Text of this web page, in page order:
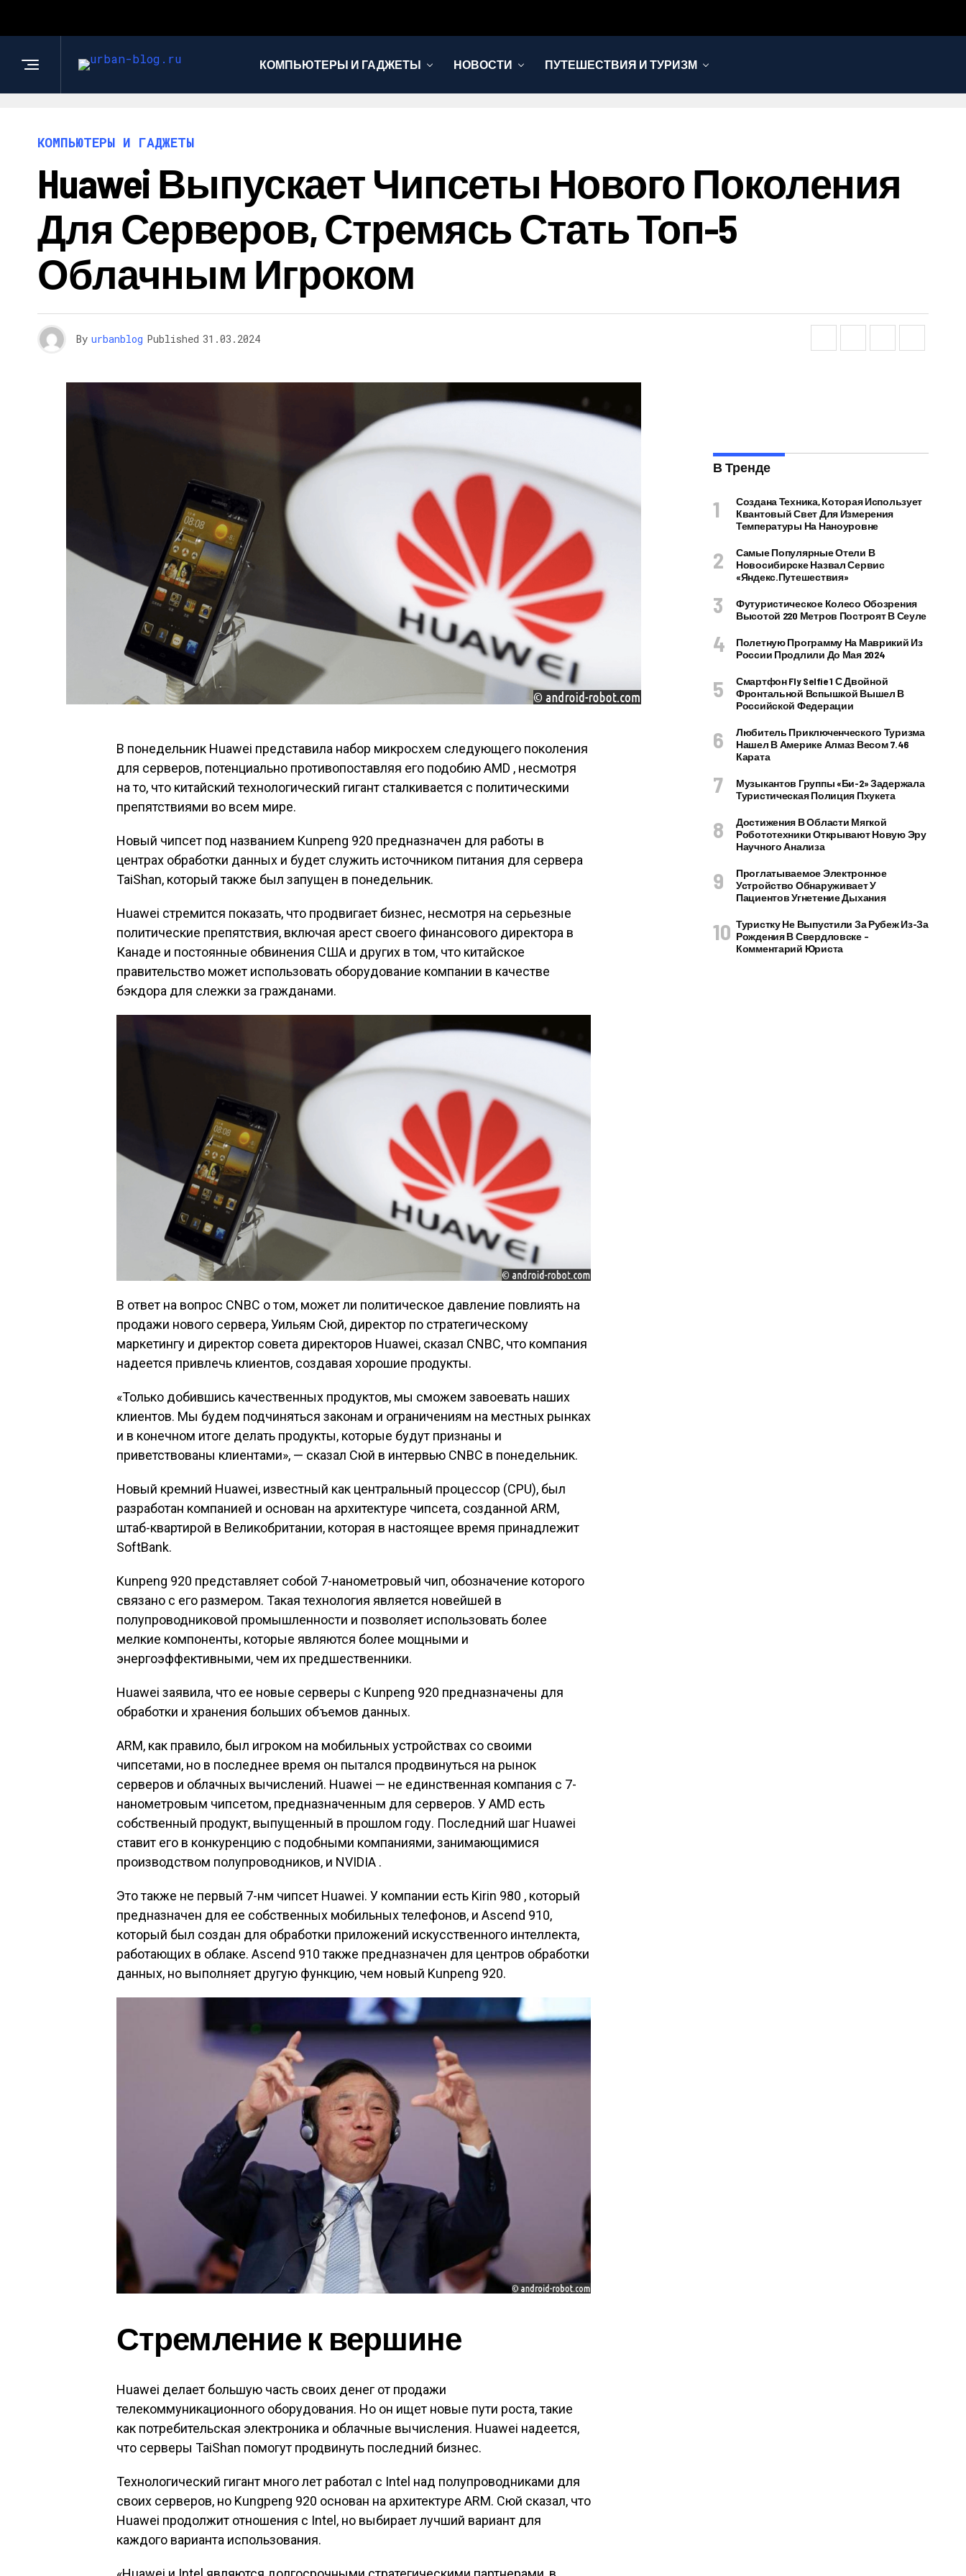
КОМПЬЮТЕРЫ И ГАДЖЕТЫ НОВОСТИ ПУТЕШЕСТВИЯ И ТУРИЗМ
КОМПЬЮТЕРЫ И ГАДЖЕТЫ
Huawei Выпускает Чипсеты Нового Поколения
Для Серверов, Стремясь Стать Топ-5
Облачным Игроком
By urbanblog Published 31.03.2024
В понедельник Huawei представила набор микросхем следующего поколения
для серверов, потенциально противопоставляя его подобию AMD , несмотря
на то, что китайский технологический гигант сталкивается с политическими
препятствиями во всем мире.
Новый чипсет под названием Kunpeng 920 предназначен для работы в
центрах обработки данных и будет служить источником питания для сервера
TaiShan, который также был запущен в понедельник.
Huawei стремится показать, что продвигает бизнес, несмотря на серьезные
политические препятствия, включая арест своего финансового директора в
Канаде и постоянные обвинения США и других в том, что китайское
правительство может использовать оборудование компании в качестве
бэкдора для слежки за гражданами.
В ответ на вопрос CNBC о том, может ли политическое давление повлиять на
продажи нового сервера, Уильям Сюй, директор по стратегическому
маркетингу и директор совета директоров Huawei, сказал CNBC, что компания
надеется привлечь клиентов, создавая хорошие продукты.
«Только добившись качественных продуктов, мы сможем завоевать наших
клиентов. Мы будем подчиняться законам и ограничениям на местных рынках
и в конечном итоге делать продукты, которые будут признаны и
приветствованы клиентами», — сказал Сюй в интервью CNBC в понедельник.
Новый кремний Huawei, известный как центральный процессор (CPU), был
разработан компанией и основан на архитектуре чипсета, созданной ARM,
штаб-квартирой в Великобритании, которая в настоящее время принадлежит
SoftBank.
Kunpeng 920 представляет собой 7-нанометровый чип, обозначение которого
связано с его размером. Такая технология является новейшей в
полупроводниковой промышленности и позволяет использовать более
мелкие компоненты, которые являются более мощными и
энергоэффективными, чем их предшественники.
Huawei заявила, что ее новые серверы с Kunpeng 920 предназначены для
обработки и хранения больших объемов данных.
ARM, как правило, был игроком на мобильных устройствах со своими
чипсетами, но в последнее время он пытался продвинуться на рынок
серверов и облачных вычислений. Huawei — не единственная компания с 7-
нанометровым чипсетом, предназначенным для серверов. У AMD есть
собственный продукт, выпущенный в прошлом году. Последний шаг Huawei
ставит его в конкуренцию с подобными компаниями, занимающимися
производством полупроводников, и NVIDIA .
Это также не первый 7-нм чипсет Huawei. У компании есть Kirin 980 , который
предназначен для ее собственных мобильных телефонов, и Ascend 910,
который был создан для обработки приложений искусственного интеллекта,
работающих в облаке. Ascend 910 также предназначен для центров обработки
данных, но выполняет другую функцию, чем новый Kunpeng 920.
Стремление к вершине
Huawei делает большую часть своих денег от продажи
телекоммуникационного оборудования. Но он ищет новые пути роста, такие
как потребительская электроника и облачные вычисления. Huawei надеется,
что серверы TaiShan помогут продвинуть последний бизнес.
Технологический гигант много лет работал с Intel над полупроводниками для
своих серверов, но Kungpeng 920 основан на архитектуре ARM. Сюй сказал, что
Huawei продолжит отношения с Intel, но выбирает лучший вариант для
каждого варианта использования.
В Тренде
Создана Техника, Которая Использует
Квантовый Свет Для Измерения
Температуры На Наноуровне
Самые Популярные Отели В
Новосибирске Назвал Сервис
«Яндекс.Путешествия»
Футуристическое Колесо Обозрения
Высотой 220 Метров Построят В Сеуле
Полетную Программу На Маврикий Из
России Продлили До Мая 2024
Смартфон Fly Selfie 1 С Двойной
Фронтальной Вспышкой Вышел В
Российской Федерации
Любитель Приключенческого Туризма
Нашел В Америке Алмаз Весом 7.46
Карата
Музыкантов Группы «Би-2» Задержала
Туристическая Полиция Пхукета
Достижения В Области Мягкой
Робототехники Открывают Новую Эру
Научного Анализа
Проглатываемое Электронное
Устройство Обнаруживает У
Пациентов Угнетение Дыхания
Туристку Не Выпустили За Рубеж Из-За
Рождения В Свердловске –
Комментарий Юриста